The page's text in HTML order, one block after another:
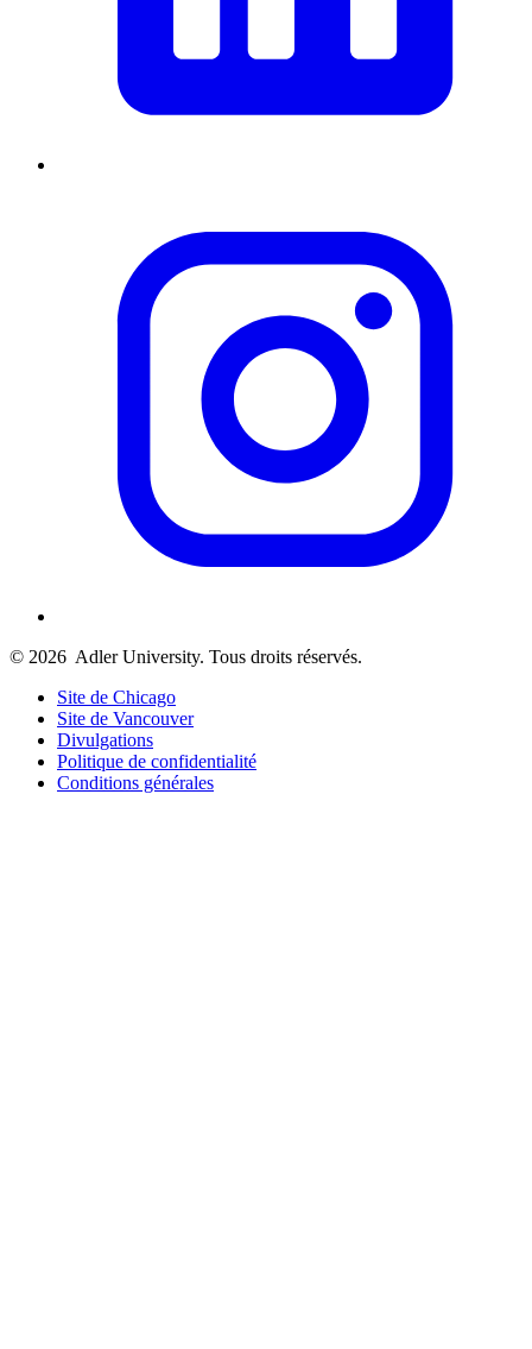
© 2026 Adler University. Tous droits réservés.
Site de Chicago
Site de Vancouver
Divulgations
Politique de confidentialité
Conditions générales